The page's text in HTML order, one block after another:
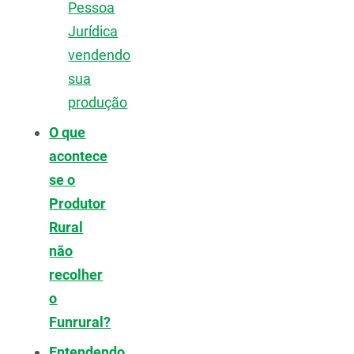
Pessoa
Jurídica
vendendo
sua
produção
O que
acontece
se o
Produtor
Rural
não
recolher
o
Funrural?